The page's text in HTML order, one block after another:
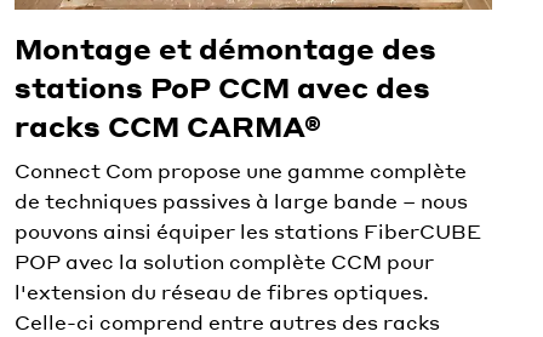
Montage et démontage des
stations PoP CCM avec des
racks CCM CARMA®
Connect Com propose une gamme complète
de techniques passives à large bande – nous
pouvons ainsi équiper les stations FiberCUBE
POP avec la solution complète CCM pour
l'extension du réseau de fibres optiques.
Celle-ci comprend entre autres des racks